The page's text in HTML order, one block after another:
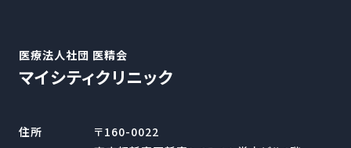
医療法人社団 医精会
マイシティクリニック
住所
〒160-0022